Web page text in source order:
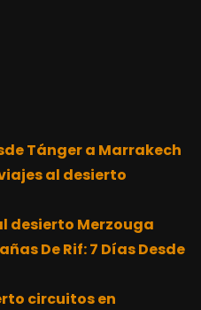
Tánger a Marrakech
al desierto
desierto Merzouga
De Rif: 7 Días Desde
circuitos en